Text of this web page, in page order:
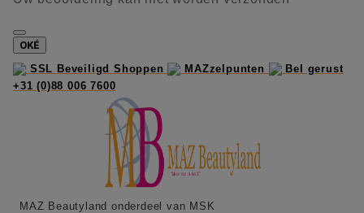
OKÉ
SSL Beveiligd Shoppen
MAZzelpunten
Bel gerust
+31 (0)88 006 7600
MAZ Beautyland onderdeel van MSK